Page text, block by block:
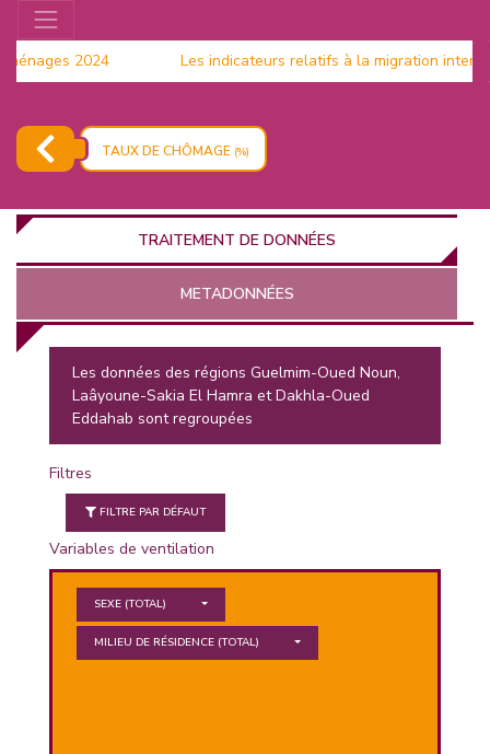
2024
Les indicateurs relatifs à la migration interne
TAUX DE CHÔMAGE (%)
TRAITEMENT DE DONNÉES
METADONNÉES
Les données des régions Guelmim-Oued Noun,
Laâyoune-Sakia El Hamra et Dakhla-Oued
Eddahab sont regroupées
Filtres
FILTRE PAR DÉFAUT
Variables de ventilation
SEXE (TOTAL)
MILIEU DE RÉSIDENCE (TOTAL)